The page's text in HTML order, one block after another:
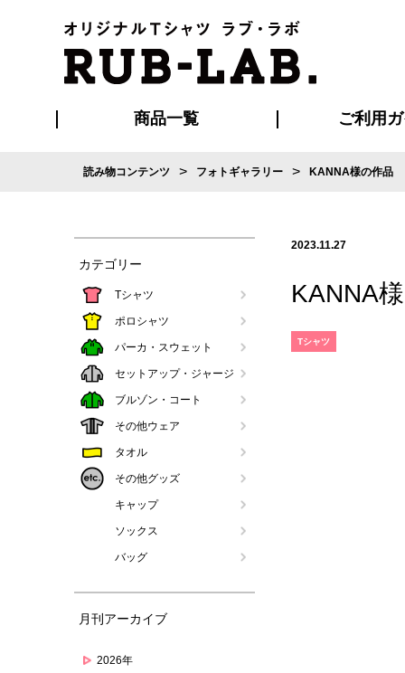
商品一覧 ご利用
ご利用ガ
はじめて
再注文の
お支払い方法
割引まとめ
発送・特急サー
版の保管期限
よくある
読み物コンテンツ > フォトギャラリー > KANNA様の作品
カテゴリー
Tシャツ
ポロシャツ
パーカ・スウェット
セットアップ・ジャージ
ブルゾン・コート
その他ウェア
タオル
その他グッズ
キャップ
ソックス
バッグ
月刊アーカイブ
2026年
2023.11.27
KANNA
Tシャツ